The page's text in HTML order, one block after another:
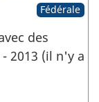
Fédérale
des
2013 (il n'y a